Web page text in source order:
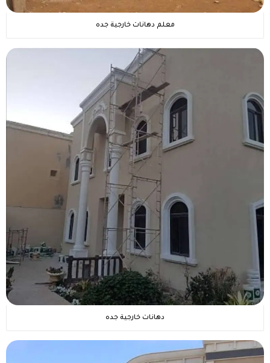
معلم دهانات خارجية جده
دهانات خارجية جده